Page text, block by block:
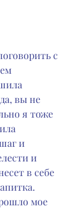
с
вы не
я тоже
и
и
в себе
мое